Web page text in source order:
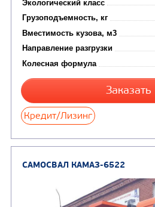
Направление разгрузки
Колесная формула
САМОСВАЛ КАМАЗ-